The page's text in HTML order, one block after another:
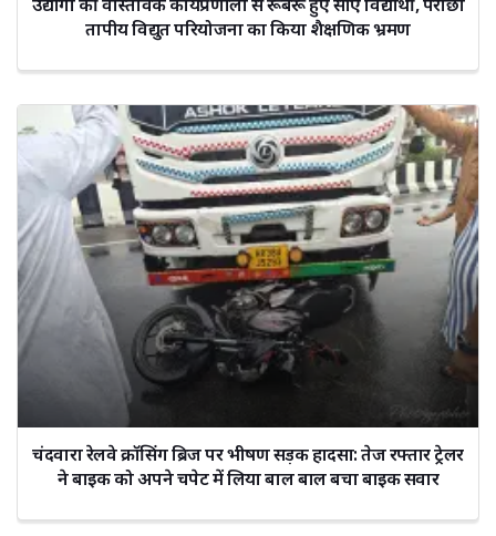
तापीय विद्युत परियोजना का किया शैक्षणिक भ्रमण
चंदवारा रेलवे क्रॉसिंग ब्रिज पर भीषण सड़क हादसा: तेज रफ्तार ट्रेलर
ने बाइक को अपने चपेट में लिया बाल बाल बचा बाइक सवार